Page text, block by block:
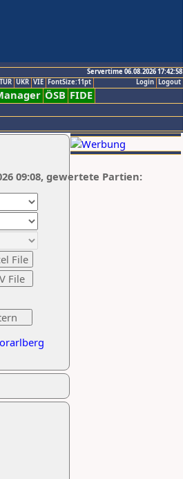
Servertime 06.08.2026 17:42:58
Logout
Login
TUR UKR VIE FontSize:11pt
ÖSB FIDE
09:08, gewertete Partien: